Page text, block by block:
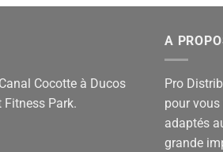
Cocotte à Ducos
Park.
A
Pro
pour
adaptés
grande